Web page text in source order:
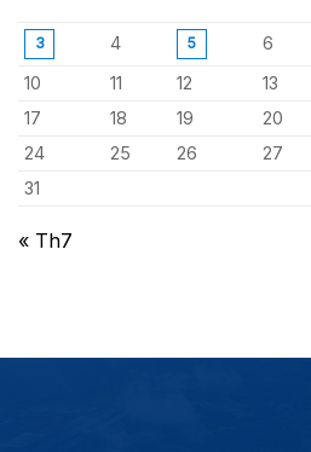
3 4 5 6
10
11 12 13
17
18 19 20
24
25 26 27
31
« Th7